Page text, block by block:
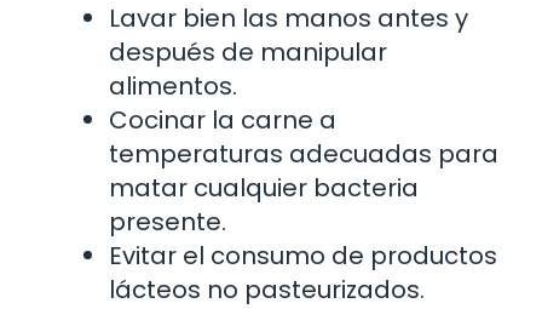
Lavar bien las manos antes y
después de manipular
alimentos.
Cocinar la carne a
temperaturas adecuadas para
matar cualquier bacteria
presente.
Evitar el consumo de productos
lácteos no pasteurizados.